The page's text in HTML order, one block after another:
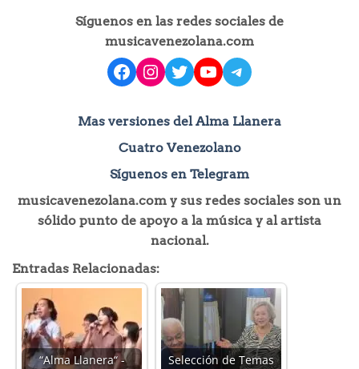
Síguenos en las redes sociales de
musicavenezolana.com
facebook
instagram
Twitter
YouTube
Telegram
Mas versiones del Alma Llanera
Cuatro Venezolano
Síguenos en Telegram
musicavenezolana.com y sus redes sociales son un
sólido punto de apoyo a la música y al artista
nacional.
Entradas Relacionadas:
“Alma Llanera“ -
Selección de Temas